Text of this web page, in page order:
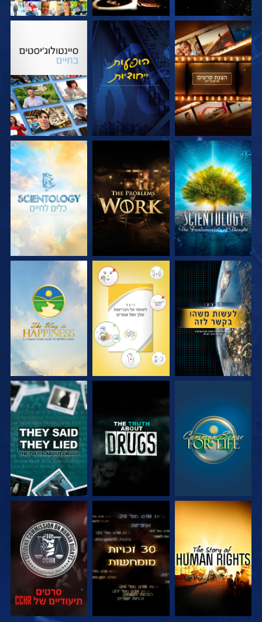
בדוק את הסדרה צפה בדוק את הסדרה
בדוק את הסדרה בדוק את הסדרה בדוק את הסדרה
צפה צפה
צפה צפה צפה
צפה צפה צפה